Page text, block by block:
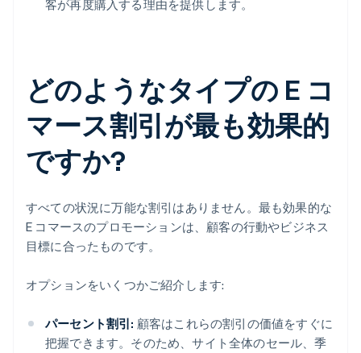
客が再度購入する理由を提供します。
どのようなタイプの E コ
マース割引が最も効果的
ですか?
すべての状況に万能な割引はありません。最も効果的な
E コマースのプロモーションは、顧客の行動やビジネス
目標に合ったものです。
オプションをいくつかご紹介します:
パーセント割引: 顧客はこれらの割引の価値をすぐに
把握できます。そのため、サイト全体のセール、季